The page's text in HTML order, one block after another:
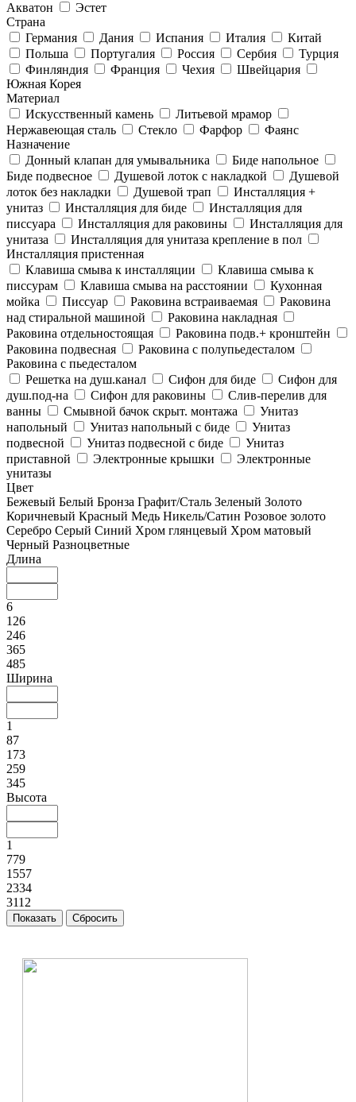
Акватон
Эстет
Страна
Германия
Дания Испания Италия
Китай
Польша
Португалия Россия Сербия
Турция
Финляндия
Франция Чехия
Швейцария
Южная Корея
Материал
Искусственный камень
Литьевой мрамор
Нержавеющая сталь
Стекло Фарфор
Фаянс
Назначение
Донный клапан для умывальника
Биде напольное
Биде подвесное
Душевой лоток с накладкой
Душевой
лоток без накладки
Душевой трап
Инсталляция +
унитаз
Инсталляция для биде
Инсталляция для
писсуара
Инсталляция для раковины
Инсталляция для
унитаза
Инсталляция для унитаза крепление в пол
Инсталляция пристенная
Клавиша смыва к инсталляции
Клавиша смыва к
писсурам
Клавиша смыва на расстоянии
Кухонная
мойка
Писсуар Раковина встраиваемая
Раковина
над стиральной машиной
Раковина накладная
Раковина отдельностоящая
Раковина подв.+ кронштейн
Раковина подвесная
Раковина с полупьедесталом
Раковина с пьедесталом
Решетка на душ.канал
Сифон для биде
Сифон для
душ.под-на
Сифон для раковины
Слив-перелив для
ванны
Смывной бачок скрыт. монтажа
Унитаз
напольный
Унитаз напольный с биде
Унитаз
подвесной
Унитаз подвесной с биде
Унитаз
приставной
Электронные крышки
Электронные
унитазы
Цвет
Бежевый Белый Бронза Графит/Сталь Зеленый Золото
Коричневый Красный Медь Никель/Сатин Розовое золото
Серебро Серый Синий Хром глянцевый Хром матовый
Черный Разноцветные
Длина
6
126
246
365
485
Ширина
1
87
173
259
345
Высота
1
779
1557
2334
3112